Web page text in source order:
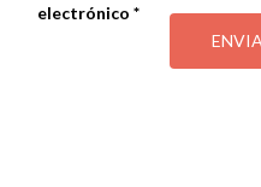
electrónico *